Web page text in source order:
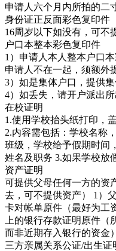
申请人六个月内所拍的二
身份证正反面彩色复印件
16周岁以下如没有，可不
户口本整本彩色复印件
1）申请人本人整本户口
申请人不在一起，须额外
3）如是集体户口，提供
4）如丢失，请开户派出
在校证明
1.使用学校抬头纸打印，
2.内容需包括：学校名称
班级，学校给予假期时间
姓名及职务 3.如果学校放
资产证明
可提供父母任何一方的资
去，可不提供资产） 1）
卡对帐单原件（最好为工
上的银行存款证明原件
而非近期存入银行的资金
三方亲属关系公证/出生证